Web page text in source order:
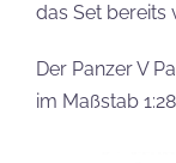
das Set bereits
Der Panzer V
im Maßstab